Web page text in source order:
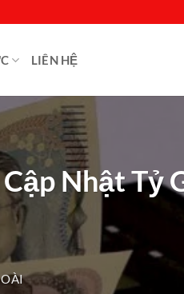
LIÊN HỆ
Nhật Tỷ